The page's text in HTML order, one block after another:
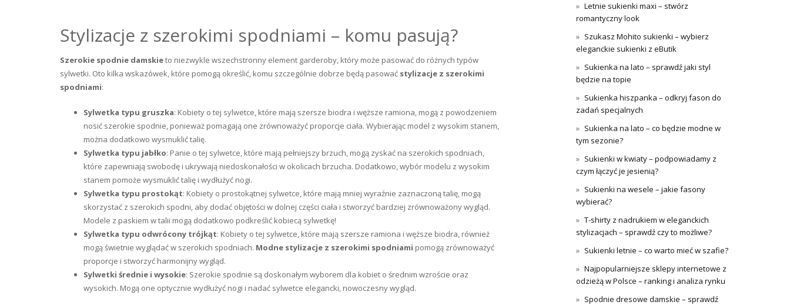
Stylizacje z szerokimi spodniami – komu pasują?
Szerokie spodnie damskieto niezwykle wszechstronny element garderoby, który może pasować do różnych typów
sylwetki. Oto kilka wskazówek, które pomogą określić, komu szczególnie dobrze będą pasować stylizacje z szerokimi
spodniami:
Sylwetka typu gruszka: Kobiety o tej sylwetce, które mają szersze biodra i węższe ramiona, mogą z powodzeniem
nosić szerokie spodnie, ponieważ pomagają one zrównoważyć proporcje ciała. Wybierając model z wysokim stanem,
można dodatkowo wysmuklić talię.
Sylwetka typu jabłko: Panie o tej sylwetce, które mają pełniejszy brzuch, mogą zyskać na szerokich spodniach,
które zapewniają swobodę i ukrywają niedoskonałości w okolicach brzucha. Dodatkowo, wybór modelu z wysokim
stanem pomoże wysmuklić talię i wydłużyć nogi.
Sylwetka typu prostokąt: Kobiety o prostokątnej sylwetce, które mają mniej wyraźnie zaznaczoną talię, mogą
skorzystać z szerokich spodni, aby dodać objętości w dolnej części ciała i stworzyć bardziej zrównoważony wygląd.
Modele z paskiem w talii mogą dodatkowo podkreślić kobiecą sylwetkę!
Sylwetka typu odwrócony trójkąt: Kobiety o tej sylwetce, które mają szersze ramiona i węższe biodra, również
mogą świetnie wyglądać w szerokich spodniach. Modne stylizacje z szerokimi spodniami pomogą zrównoważyć
proporcje i stworzyć harmonijny wygląd.
Sylwetki średnie i wysokie: Szerokie spodnie są doskonałym wyborem dla kobiet o średnim wzroście oraz
wysokich. Mogą one optycznie wydłużyć nogi i nadać sylwetce elegancki, nowoczesny wygląd.
Letnie sukienki maxi – stwórz
romantyczny look
Szukasz Mohito sukienki – wybierz
eleganckie sukienki z eButik
Sukienka na lato – sprawdź jaki styl
będzie na topie
Sukienka hiszpanka – odkryj fason do
zadań specjalnych
Sukienka na lato – co będzie modne w
tym sezonie?
Sukienki w kwiaty – podpowiadamy z
czym łączyć je jesienią?
Sukienki na wesele – jakie fasony
wybierać?
T-shirty z nadrukiem w eleganckich
stylizacjach – sprawdź czy to możliwe?
Sukienki letnie – co warto mieć w szafie?
Najpopularniejsze sklepy internetowe z
odzieżą w Polsce – ranking i analiza rynku
Spodnie dresowe damskie – sprawdź